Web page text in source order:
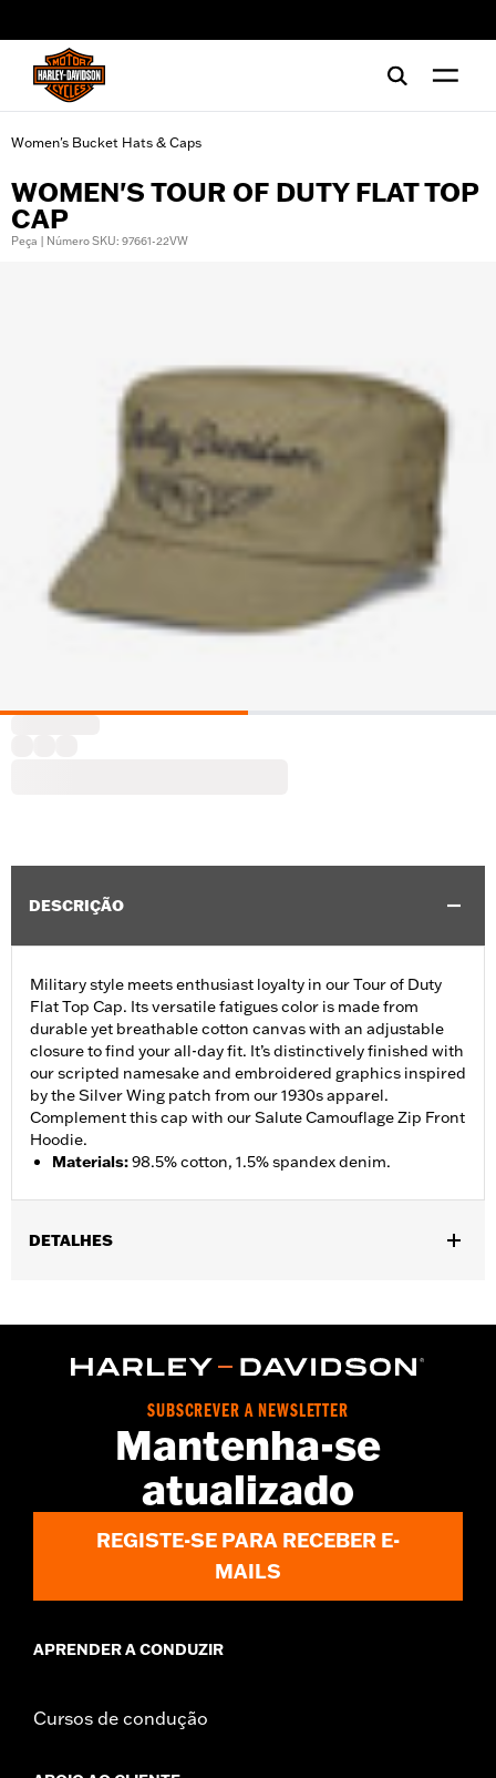
Women's Bucket Hats & Caps
WOMEN'S TOUR OF DUTY FLAT TOP
CAP
Peça | Número SKU: 97661-22VW
DESCRIÇÃO
Military style meets enthusiast loyalty in our Tour of Duty
Flat Top Cap. Its versatile fatigues color is made from
durable yet breathable cotton canvas with an adjustable
closure to find your all-day fit. It’s distinctively finished with
our scripted namesake and embroidered graphics inspired
by the Silver Wing patch from our 1930s apparel.
Complement this cap with our Salute Camouflage Zip Front
Hoodie.
Materials:98.5% cotton, 1.5% spandex denim.
DETALHES
WARRANTY:2 year limited warranty - Go towww.h-
Imported
SUBSCREVER A NEWSLETTER
Mantenha-se
atualizado
REGISTE-SE PARA RECEBER E-
MAILS
APRENDER A CONDUZIR
Cursos de condução